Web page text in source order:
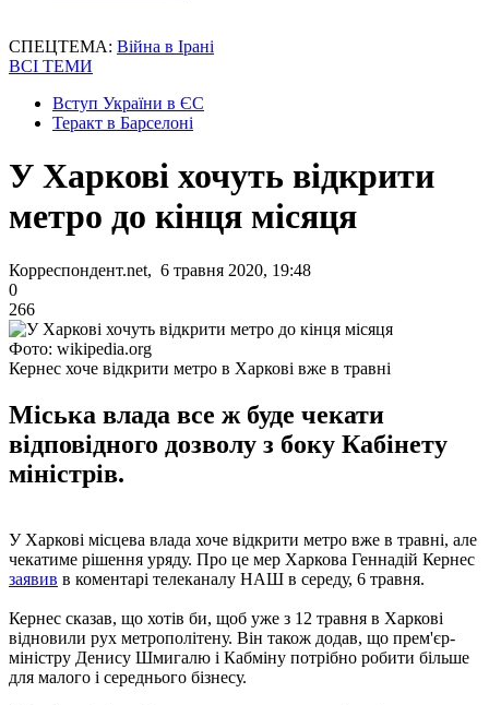
СПЕЦТЕМА: Війна в Ірані
ВСІ ТЕМИ
Вступ України в ЄС
Теракт в Барселоні
У Харкові хочуть відкрити
метро до кінця місяця
Корреспондент.net, 6 травня 2020, 19:48
0
266
Фото: wikipedia.org
Кернес хоче відкрити метро в Харкові вже в травні
Міська влада все ж буде чекати
відповідного дозволу з боку Кабінету
міністрів.
У Харкові місцева влада хоче відкрити метро вже в травні, але
чекатиме рішення уряду. Про це мер Харкова Геннадій Кернес
заявив в коментарі телеканалу НАШ в середу, 6 травня.
Кернес сказав, що хотів би, щоб уже з 12 травня в Харкові
відновили рух метрополітену. Він також додав, що прем'єр-
міністру Денису Шмигалю і Кабміну потрібно робити більше
для малого і середнього бізнесу.